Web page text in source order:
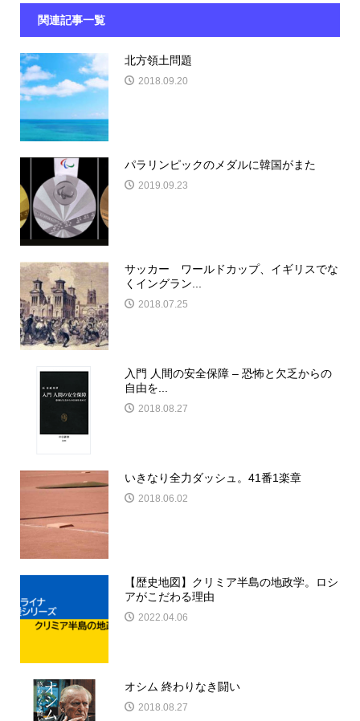
関連記事一覧
北方領土問題
2018.09.20
パラリンピックのメダルに韓国がまた
2019.09.23
サッカー ワールドカップ、イギリスでな
くイングラン...
2018.07.25
入門 人間の安全保障 – 恐怖と欠乏からの
自由を...
2018.08.27
いきなり全力ダッシュ。41番1楽章
2018.06.02
【歴史地図】クリミア半島の地政学。ロシ
アがこだわる理由
2022.04.06
オシム 終わりなき闘い
2018.08.27